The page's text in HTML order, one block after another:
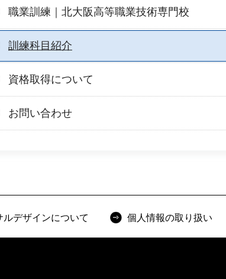
職業訓練｜北大阪高等職業技術専門校
訓練科目紹介
資格取得について
お問い合わせ
ルデザインについて 個人情報の取り扱い